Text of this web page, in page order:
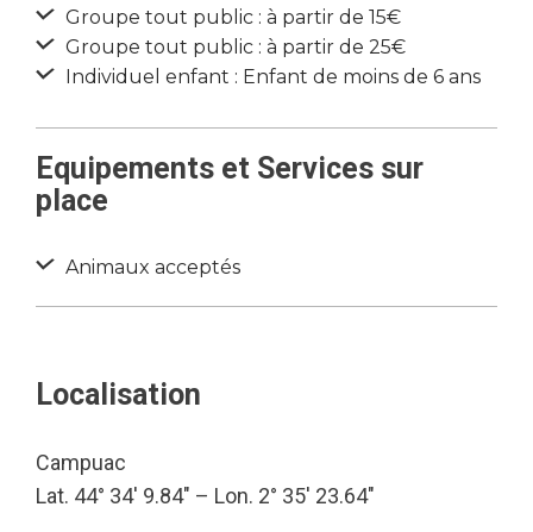
Groupe tout public : à partir de 15€
Groupe tout public : à partir de 25€
Individuel enfant : Enfant de moins de 6 ans
Equipements et Services sur
place
Animaux acceptés
Localisation
Campuac
Lat. 44° 34′ 9.84″ – Lon. 2° 35′ 23.64″